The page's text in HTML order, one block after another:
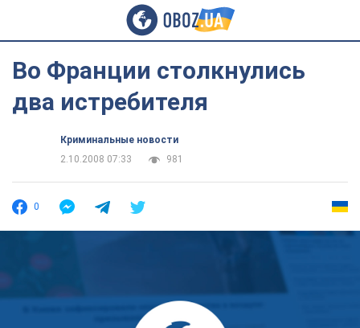
Во Франции столкнулись
два истребителя
Криминальные новости
2.10.2008 07:33
981
0